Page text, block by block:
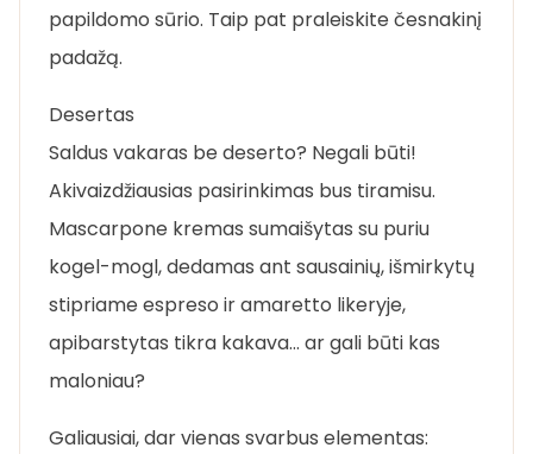
papildomo sūrio. Taip pat praleiskite česnakinį
padažą.
Desertas
Saldus vakaras be deserto? Negali būti!
Akivaizdžiausias pasirinkimas bus tiramisu.
Mascarpone kremas sumaišytas su puriu
kogel-mogl, dedamas ant sausainių, išmirkytų
stipriame espreso ir amaretto likeryje,
apibarstytas tikra kakava… ar gali būti kas
maloniau?
Galiausiai, dar vienas svarbus elementas: